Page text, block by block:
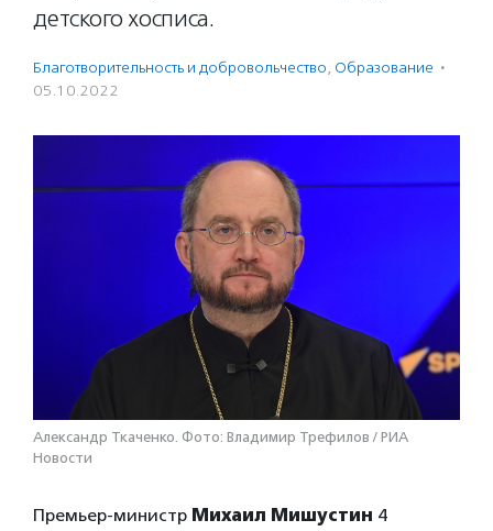
детского хосписа.
Благотвори­тель­ность и доброволь­чест­во, Образование ·
05.10.2022
Александр Ткаченко. Фото: Владимир Трефилов / РИА
Новости
Премьер-министр Михаил Мишустин 4